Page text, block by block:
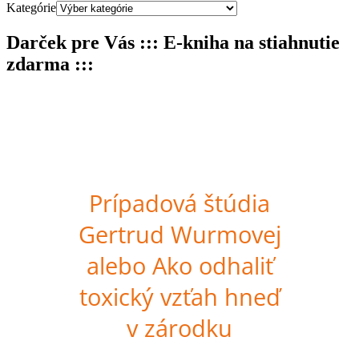
Kategórie
Darček pre Vás ::: E-kniha na stiahnutie
zdarma :::
Prípadová štúdia
Gertrud Wurmovej
alebo Ako odhaliť
toxický vzťah hneď
v zárodku